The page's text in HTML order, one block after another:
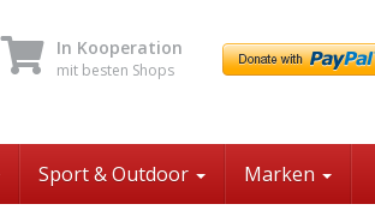
In Kooperation
mit besten Shops
Sport & Outdoor Marken